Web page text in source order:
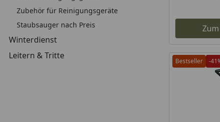
Zubehör für Reinigungsgeräte
Staubsauger nach Preis
Winterdienst
Leitern & Tritte
Bestseller -